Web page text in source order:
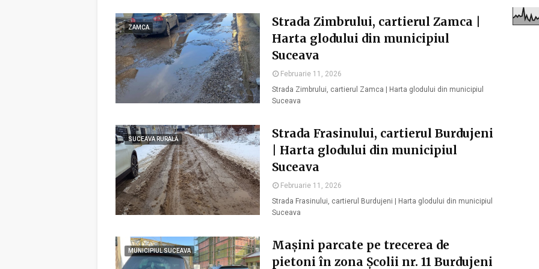
ZAMCA
Strada Zimbrului, cartierul Zamca |
Harta glodului din municipiul
Suceava
Februarie 11, 2026
Strada Zimbrului, cartierul Zamca | Harta glodului din municipiul
Suceava
SUCEAVA RURALĂ
Strada Frasinului, cartierul Burdujeni
| Harta glodului din municipiul
Suceava
Februarie 11, 2026
Strada Frasinului, cartierul Burdujeni | Harta glodului din municipiul
Suceava
MUNICIPIUL SUCEAVA
Mașini parcate pe trecerea de
pietoni în zona Școlii nr. 11 Burdujeni